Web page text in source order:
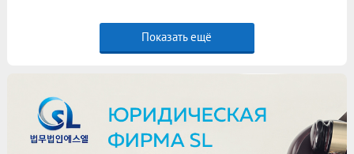
Показать ещё